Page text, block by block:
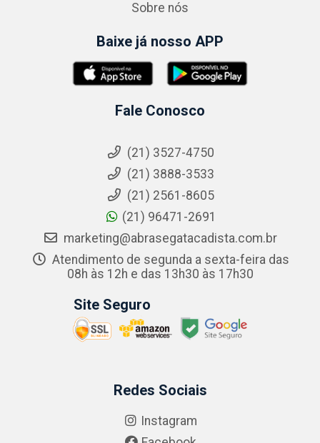
Sobre nós
Baixe já nosso APP
Fale Conosco
(21) 3527-4750
(21) 3888-3533
(21) 2561-8605
(21) 96471-2691
marketing@abrasegatacadista.com.br
Atendimento de segunda a sexta-feira das
08h às 12h e das 13h30 às 17h30
Site Seguro
Redes Sociais
Instagram